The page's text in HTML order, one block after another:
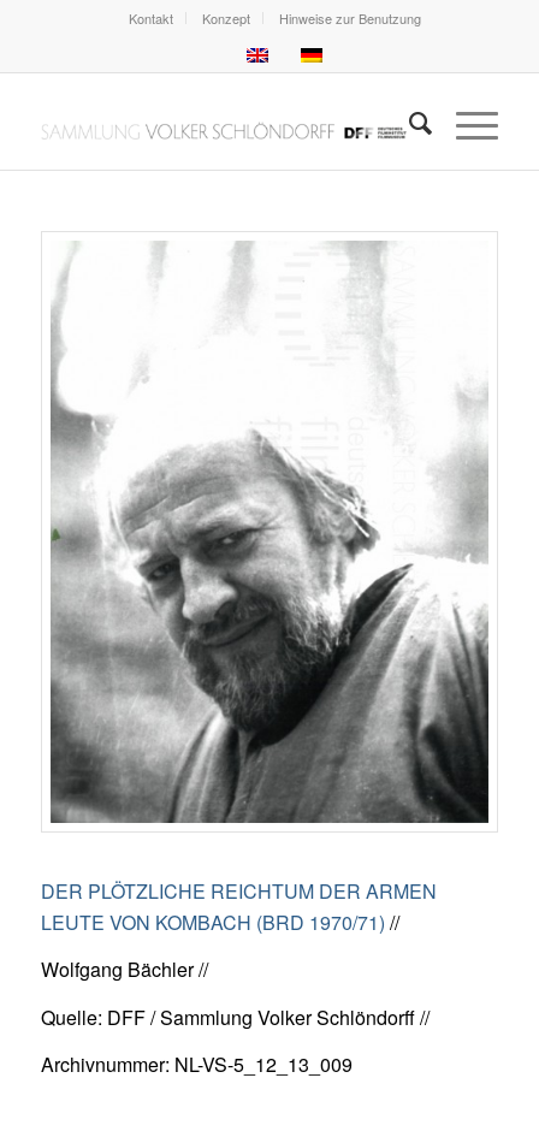
Kontakt Konzept Hinweise zur Benutzung
DER PLÖTZLICHE REICHTUM DER ARMEN
LEUTE VON KOMBACH (BRD 1970/71) //
Wolfgang Bächler //
Quelle: DFF / Sammlung Volker Schlöndorff //
Archivnummer: NL-VS-5_12_13_009